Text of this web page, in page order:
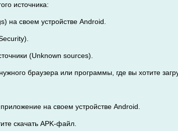
источника:
на своем устройстве Android.
(Unknown sources).
браузера или программы, где вы хотите
на своем устройстве Android.
скачать APK-файл.